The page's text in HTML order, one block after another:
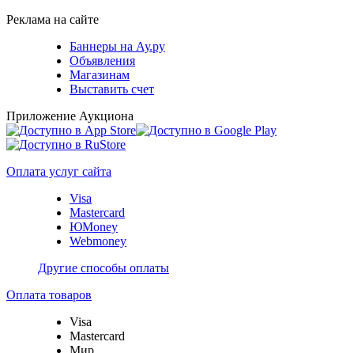
Реклама на сайте
Баннеры на Ау.ру
Объявления
Магазинам
Выставить счет
Приложение Аукциона
Оплата услуг сайта
Visa
Mastercard
ЮMoney
Webmoney
Другие способы оплаты
Оплата товаров
Visa
Mastercard
Мир